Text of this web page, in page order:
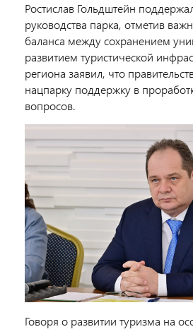
Ростислав Гольдштейн
руководства парка, отметив
баланса между сохранением
развитием туристической
региона заявил, что
нацпарку поддержку в
вопросов.
Говоря о развитии туризма на